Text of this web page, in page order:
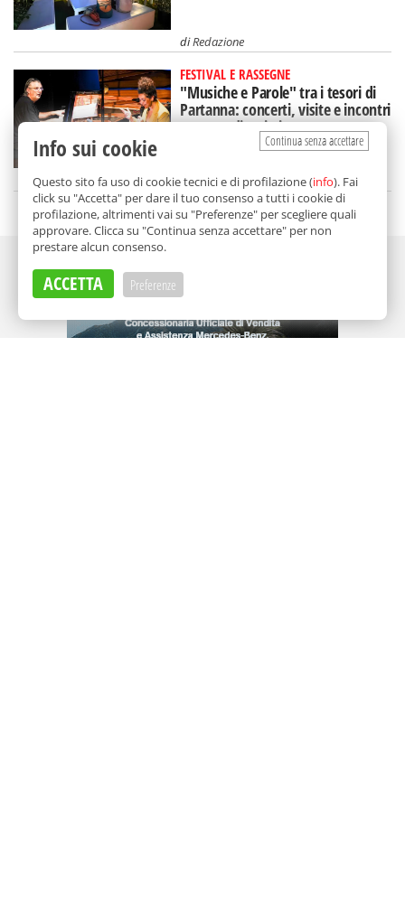
diRedazione
FESTIVAL E RASSEGNE
"Musiche e Parole" tra i tesori di
Partanna: concerti, visite e incontri
con grandi artisti
diRedazione
Continua senza accettare
Info sui cookie
Questo sito fa uso di cookie tecnici e di profilazione (info). Fai
click su "Accetta" per dare il tuo consenso a tutti i cookie di
profilazione, altrimenti vai su "Preferenze" per scegliere quali
approvare. Clicca su "Continua senza accettare" per non
prestare alcun consenso.
ACCETTA Preferenze